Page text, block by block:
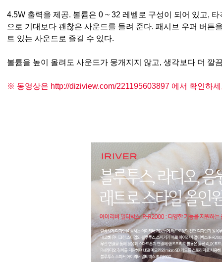
4.5W 출력을 제공. 볼륨은 0 ~ 32 레벨로 구성이 되어 있고,
으로 기대보다 괜찮은 사운드를 들려 준다. 패시브 우퍼 버튼
트 있는 사운드로 즐길 수 있다.
볼륨을 높이 올려도 사운드가 뭉개지지 않고, 생각보다 더 깔
※ 동영상은 http://diziview.com/221195603897 에서 확인하